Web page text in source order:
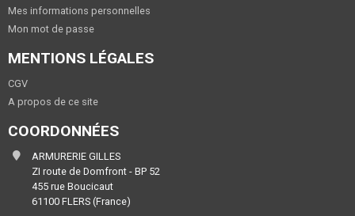
Mes informations personnelles
Mon mot de passe
MENTIONS LÉGALES
CGV
A propos de ce site
COORDONNÉES
ARMURERIE GILLES
ZI route de Domfront - BP 52
455 rue Boucicaut
61100 FLERS (France)